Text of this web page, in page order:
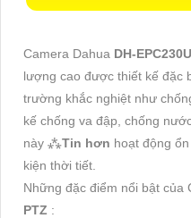
Camera Dahua DH-
lượng cao được thiết kế đặc
trường khắc nghiệt như
kế chống va đập, chống
này ⁂Tin hơn hoạt động
kiện thời tiết.
Những đặc điểm nổi bật của
PTZ :